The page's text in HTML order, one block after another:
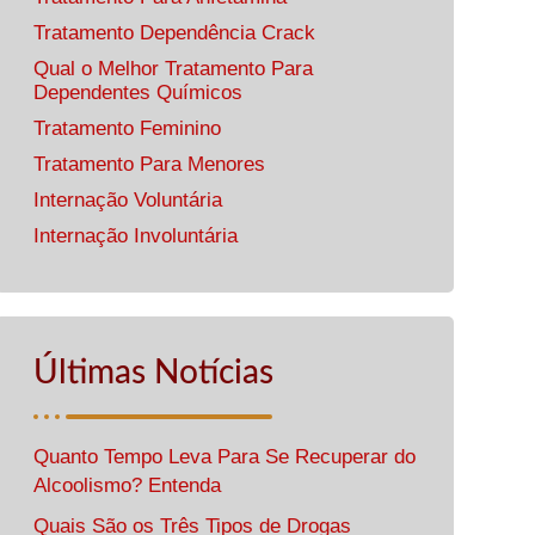
Tratamento Dependência Crack
Qual o Melhor Tratamento Para
Dependentes Químicos
Tratamento Feminino
Tratamento Para Menores
Internação Voluntária
Internação Involuntária
Últimas Notícias
Quanto Tempo Leva Para Se Recuperar do
Alcoolismo? Entenda
Quais São os Três Tipos de Drogas